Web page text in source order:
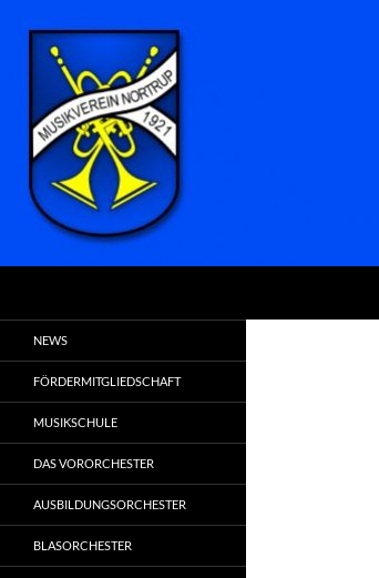
Inhalt
springen
NEWS
FÖRDERMITGLIEDSCHAFT
MUSIKSCHULE
DAS VORORCHESTER
AUSBILDUNGSORCHESTER
BLASORCHESTER